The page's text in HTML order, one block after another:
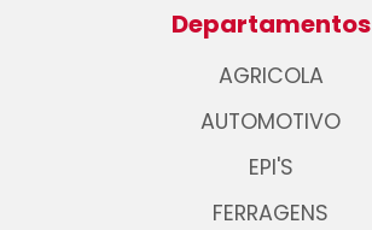
Departamentos
AGRICOLA
AUTOMOTIVO
EPI'S
FERRAGENS